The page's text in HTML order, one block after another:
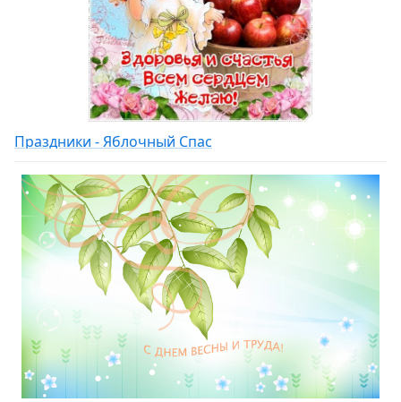
Праздники - Яблочный Спас